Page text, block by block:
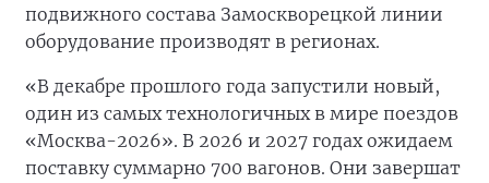
подвижного состава Замоскворецкой линии
оборудование производят в регионах.
«В декабре прошлого года запустили новый,
один из самых технологичных в мире поездов
«Москва-2026». В 2026 и 2027 годах ожидаем
поставку суммарно 700 вагонов. Они завершат